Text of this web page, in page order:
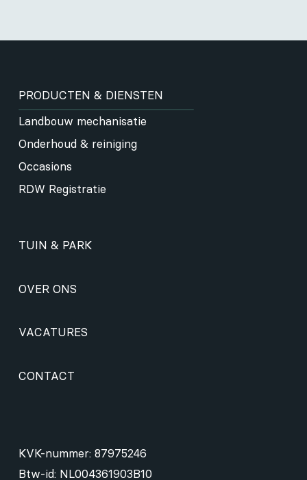
PRODUCTEN & DIENSTEN
Landbouw mechanisatie
Onderhoud & reiniging
Occasions
RDW Registratie
TUIN & PARK
OVER ONS
VACATURES
CONTACT
KVK-nummer: 87975246
Btw-id: NL004361903B10